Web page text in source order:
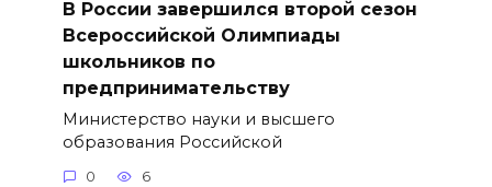
В России завершился второй сезон
Всероссийской Олимпиады
школьников по
предпринимательству
Министерство науки и высшего
образования Российской
0 6